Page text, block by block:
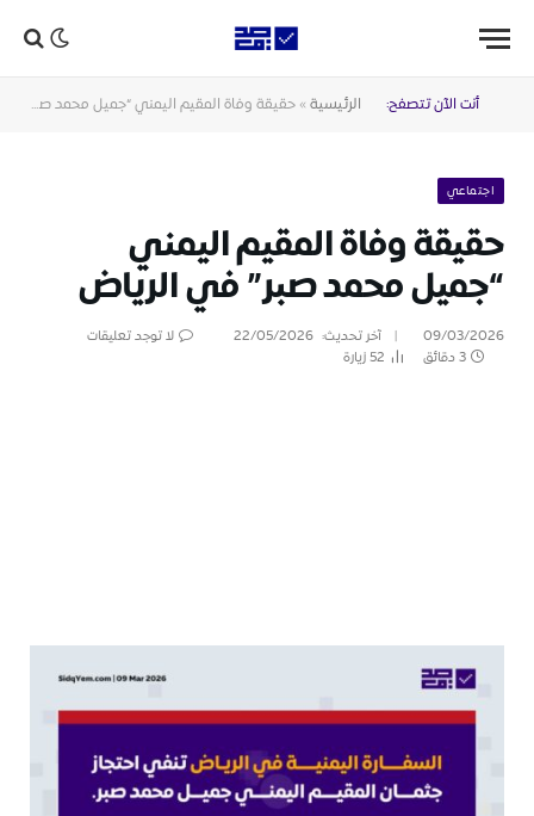
أنت الآن تتصفح: الرئيسية » حقيقة وفاة المقيم اليمني “جميل محمد صبر” في الرياض
اجتماعي
حقيقة وفاة المقيم اليمني
“جميل محمد صبر” في الرياض
09/03/2026 آخر تحديث: 22/05/2026
لا توجد تعليقات
3 دقائق
52زيارة